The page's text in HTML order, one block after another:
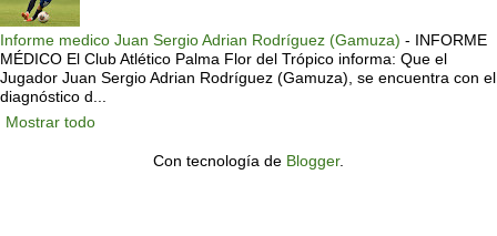
Informe medico Juan Sergio Adrian Rodríguez (Gamuza) - INFORME
MÉDICO El Club Atlético Palma Flor del Trópico informa: Que el
Jugador Juan Sergio Adrian Rodríguez (Gamuza), se encuentra con el
diagnóstico d...
Mostrar todo
Con tecnología de Blogger.